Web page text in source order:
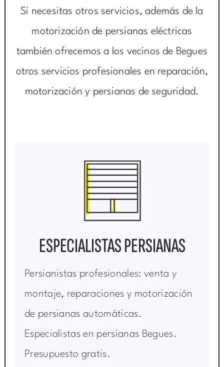
Si necesitas otros servicios, además de la
motorización de persianas eléctricas
también ofrecemos a los vecinos de Begues
otros servicios profesionales en reparación,
motorización y persianas de seguridad.
ESPECIALISTAS PERSIANAS
Persianistas profesionales: venta y
montaje, reparaciones y motorización
de persianas automáticas.
Especialistas en persianas Begues.
Presupuesto gratis.